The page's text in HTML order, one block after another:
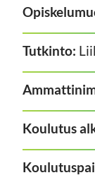
Tutkinto:
Koulutus